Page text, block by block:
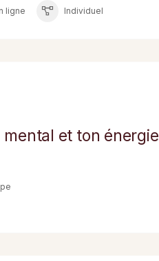
ligne Individuel
et ton énergie